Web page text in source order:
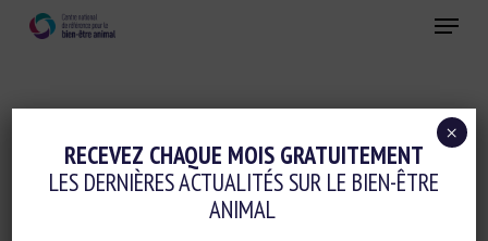
Menu
Conduite d'élevage et relations humain-animal
Initiatives en faveur du bien-être animal
Logement et Enrichissement
RECEVEZ CHAQUE MOIS GRATUITEMENT
LES DERNIÈRES ACTUALITÉS SUR LE BIEN-ÊTRE
ANIMAL
×